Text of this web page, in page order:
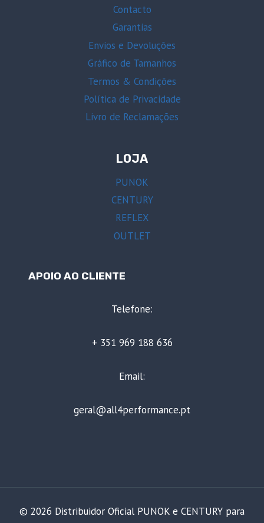
Contacto
Garantias
Envios e Devoluções
Gráfico de Tamanhos
Termos & Condições
Política de Privacidade
Livro de Reclamações
LOJA
PUNOK
CENTURY
REFLEX
OUTLET
APOIO AO CLIENTE
Telefone:
+ 351 969 188 636
Email:
geral@all4performance.pt
© 2026 Distribuidor Oficial PUNOK e CENTURY para